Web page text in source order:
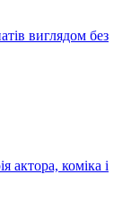
виглядом без
актора, коміка і